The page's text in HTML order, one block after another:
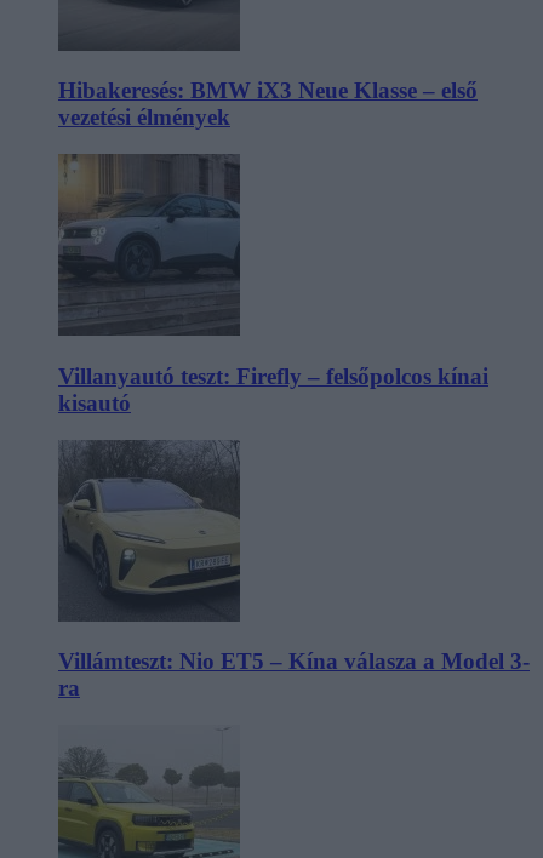
Hibakeresés: BMW iX3 Neue Klasse – első
vezetési élmények
Villanyautó teszt: Firefly – felsőpolcos kínai
kisautó
Villámteszt: Nio ET5 – Kína válasza a Model 3-
ra